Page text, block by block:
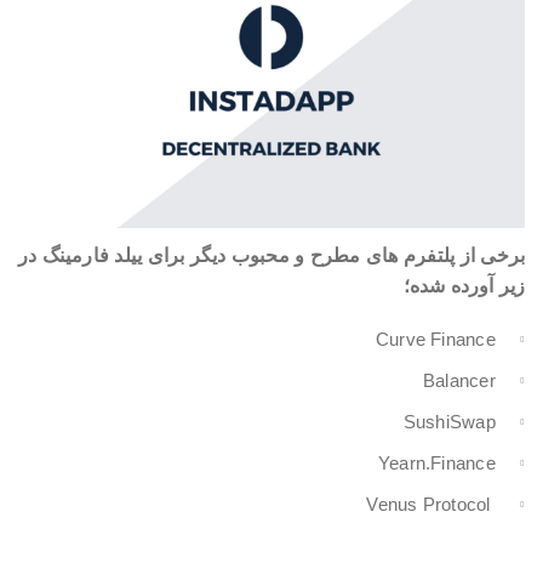
برخی از پلتفرم های مطرح و محبوب دیگر برای ییلد فارمینگ در
زیر آورده شده؛
Curve Finance
Balancer
SushiSwap
Yearn.Finance
Venus Protocol